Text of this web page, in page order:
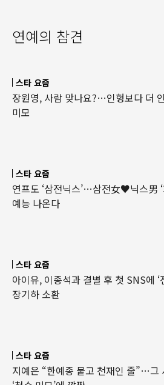
연예의 참견
스타 요즘
장원영, 사람 맞나요?…인형보다 더
미모
스타 요즘
연프도 ‘삼전닉스’…삼전女♥닉스男 ‘
예능 나온다
스타 요즘
아이유, 이종석과 결별 후 첫 SNS에 ‘
장기하 소환
스타 요즘
지예은 “한예종 붙고 천재인 줄”…그